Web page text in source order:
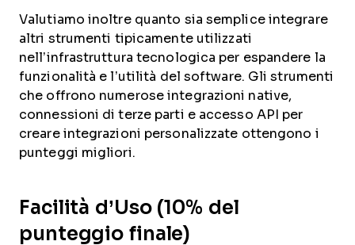
Valutiamo inoltre quanto sia semplice integrare
altri strumenti tipicamente utilizzati
nell’infrastruttura tecnologica per espandere la
funzionalità e l’utilità del software. Gli strumenti
che offrono numerose integrazioni native,
connessioni di terze parti e accesso API per
creare integrazioni personalizzate ottengono i
punteggi migliori.
Facilità d’Uso (10% del
punteggio finale)